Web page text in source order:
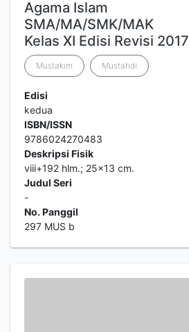
Agama Islam
SMA/MA/SMK/MAK
Kelas XI Edisi Revisi 2017
Mustakim Mustahdi
Edisi
kedua
ISBN/ISSN
9786024270483
Deskripsi Fisik
viii+192 hlm.; 25x13 cm.
Judul Seri
-
No. Panggil
297 MUS b